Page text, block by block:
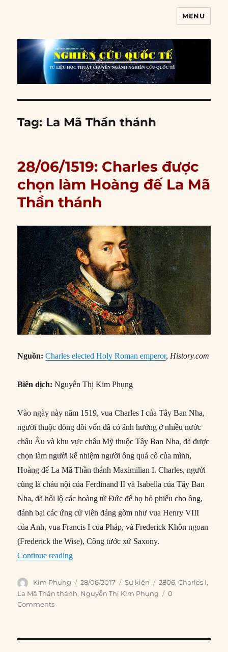
MENU
Tag: La Mã Thần thánh
28/06/1519: Charles được
chọn làm Hoàng đế La Mã
Thần thánh
Nguồn: Charles elected Holy Roman emperor,History.com
Biên dịch: Nguyễn Thị Kim Phụng
Vào ngày này năm 1519, vua Charles I của Tây Ban Nha,
người thuộc dòng dõi vốn đã có ảnh hưởng ở nhiều nước
châu Âu và khu vực châu Mỹ thuộc Tây Ban Nha, đã được
chọn làm người kế nhiệm người ông quá cố của mình,
Hoàng đế La Mã Thần thánh Maximilian I. Charles, người
cũng là cháu nội của Ferdinand II và Isabella của Tây Ban
Nha, đã hối lộ các hoàng tử Đức để họ bỏ phiếu cho ông,
đánh bại các ứng cử viên đáng gờm như vua Henry VIII
của Anh, vua Francis I của Pháp, và Frederick Khôn ngoan
(Frederick the Wise), Công tước xứ Saxony.
Continue reading“28/06/1519: Charles được chọn làm Hoàng đế
Author
Kim Phụng
Posted
on
28/06/2017 Categories
Sự kiện Tags
2806,Charles I,
La Mã Thần thánh, Nguyễn Thị Kim Phụng
0
Comments